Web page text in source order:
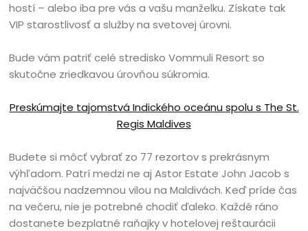
hostí – alebo iba pre vás a vašu manželku. Získate tak
VIP starostlivosť a služby na svetovej úrovni.
Bude vám patriť celé stredisko Vommuli Resort so
skutočne zriedkavou úrovňou súkromia.
Preskúmajte tajomstvá Indického oceánu spolu s The St.
Regis Maldives
Budete si môcť vybrať zo 77 rezortov s prekrásnym
výhľadom. Patrí medzi ne aj Astor Estate John Jacob s
najväčšou nadzemnou vilou na Maldivách. Keď príde čas
na večeru, nie je potrebné chodiť ďaleko. Každé ráno
dostanete bezplatné raňajky v hotelovej reštaurácii